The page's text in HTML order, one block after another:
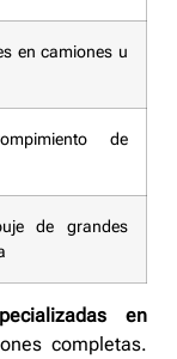
en camiones u
de
de grandes
en
completas.